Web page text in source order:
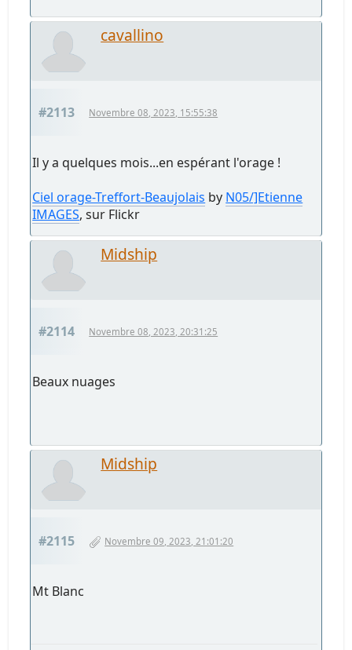
cavallino
#2113 Novembre 08, 2023, 15:55:38
Il y a quelques mois...en espérant l'orage !
Ciel orage-Treffort-Beaujolais by N05/]Etienne
IMAGES, sur Flickr
Midship
#2114 Novembre 08, 2023, 20:31:25
Beaux nuages
Midship
#2115 Novembre 09, 2023, 21:01:20
Mt Blanc